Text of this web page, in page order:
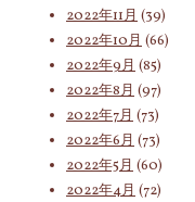
対
2022年11月 (39)
2022年10月 (66)
2022年9月 (85)
2022年8月 (97)
2022年7月 (73)
2022年6月 (73)
2022年5月 (60)
2022年4月 (72)